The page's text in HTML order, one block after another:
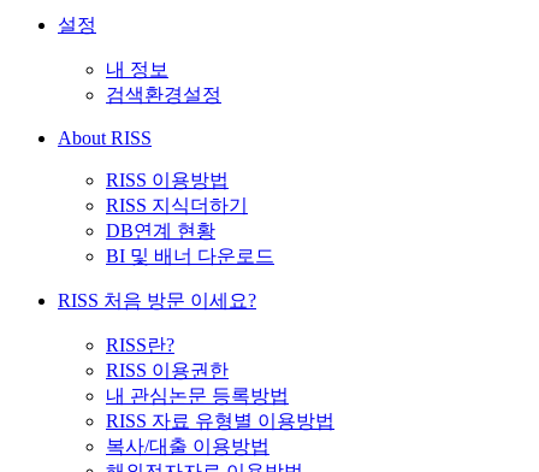
설정
내 정보
검색환경설정
About RISS
RISS 이용방법
RISS 지식더하기
DB연계 현황
BI 및 배너 다운로드
RISS 처음 방문 이세요?
RISS란?
RISS 이용권한
내 관심논문 등록방법
RISS 자료 유형별 이용방법
복사/대출 이용방법